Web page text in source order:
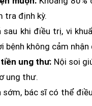
tra định kỳ.
sau khi điều trị, vi
bệnh không cảm
ung thư: Nội soi
ung thư.
sớm, bác sĩ có thể